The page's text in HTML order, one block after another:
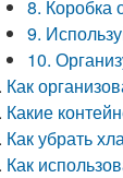
8. Коробка
9.
10.
Как
Какие
Как убрать
Как